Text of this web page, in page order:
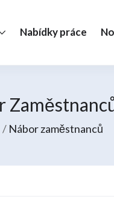
Nabídky práce
Nábor zaměstnanců